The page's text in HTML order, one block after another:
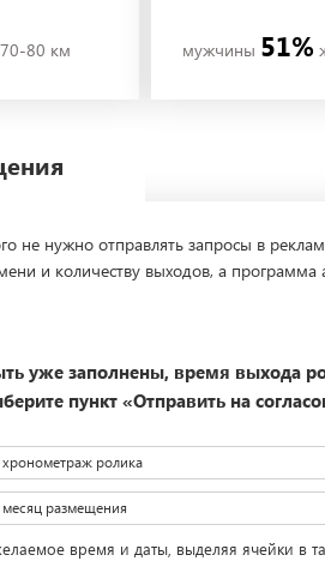
70-80 км мужчины 51%
не нужно отправлять запросы в
и количеству выходов, а
уже заполнены, время выхода
пункт «Отправить на
ролика
размещения
время и даты, выделяя ячейки в